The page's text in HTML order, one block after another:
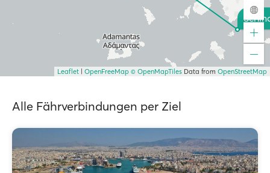
Leaflet OpenFreeMap © OpenMapTiles Data from OpenStreetMap
Alle Fährverbindungen per Ziel